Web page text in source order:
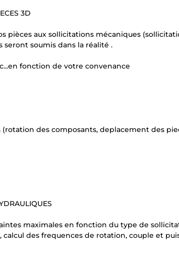
3D
pièces aux sollicitations mécaniques
soumis dans la réalité .
fonction de votre convenance
des composants, deplacement des
maximales en fonction du type de
des frequences de rotation, couple et